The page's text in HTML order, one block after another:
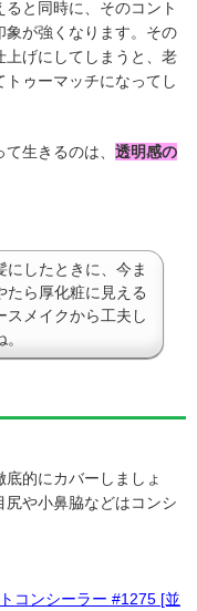
と同時に、そのコント
象が強くなります。その
上げにしてしまうと、老
ゥーマッチになってし
生きるのは、 透明感の
にしたときに、今ま
たら厚化粧に見える
スメイクから工夫し
的にカバーしましょ
尻や小鼻脇などはコンシ
コンシーラー #1275 [並